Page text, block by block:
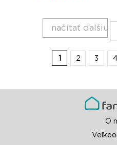
načítať ďalšiu
2 3 4
O